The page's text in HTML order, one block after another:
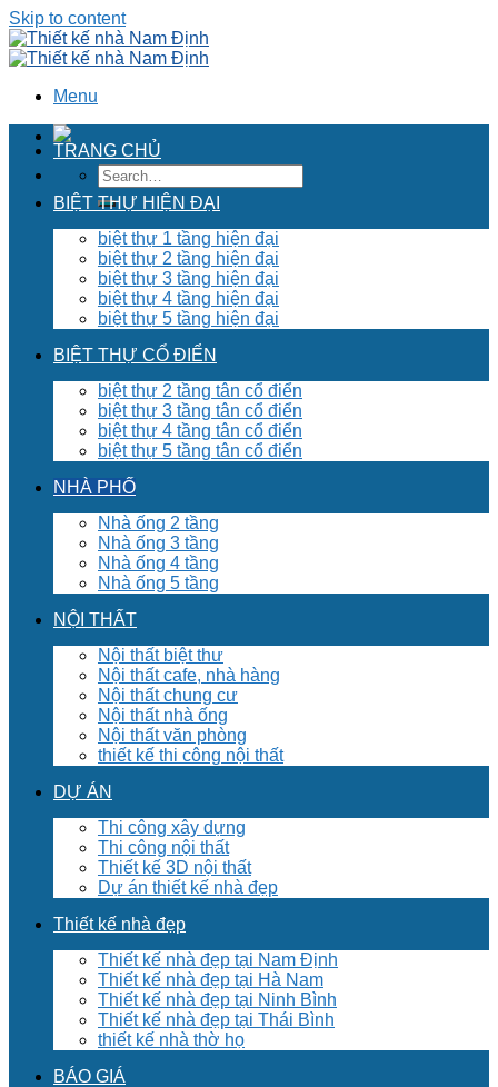
Skip to content
Menu
TRANG CHỦ
BIỆT THỰ HIỆN ĐẠI
biệt thự 1 tầng hiện đại
biệt thự 2 tầng hiện đại
biệt thự 3 tầng hiện đại
biệt thự 4 tầng hiện đại
biệt thự 5 tầng hiện đại
BIỆT THỰ CỔ ĐIỂN
biệt thự 2 tầng tân cổ điển
biệt thự 3 tầng tân cổ điển
biệt thự 4 tầng tân cổ điển
biệt thự 5 tầng tân cổ điển
NHÀ PHỐ
Nhà ống 2 tầng
Nhà ống 3 tầng
Nhà ống 4 tầng
Nhà ống 5 tầng
NỘI THẤT
Nội thất biệt thư
Nội thất cafe, nhà hàng
Nội thất chung cư
Nội thất nhà ống
Nội thất văn phòng
thiết kế thi công nội thất
DỰ ÁN
Thi công xây dựng
Thi công nội thất
Thiết kế 3D nội thất
Dự án thiết kế nhà đẹp
Thiết kế nhà đẹp
Thiết kế nhà đẹp tại Nam Định
Thiết kế nhà đẹp tại Hà Nam
Thiết kế nhà đẹp tại Ninh Bình
Thiết kế nhà đẹp tại Thái Bình
thiết kế nhà thờ họ
BÁO GIÁ